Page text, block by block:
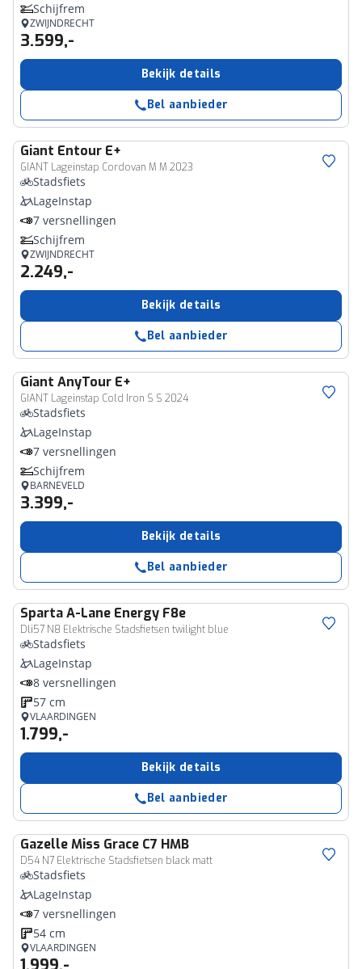
Schijfrem
ZWIJNDRECHT
3.599,-
Bekijk details
Bel aanbieder
Giant Entour E+
GIANT Lageinstap Cordovan M M 2023
Stadsfiets
LageInstap
7 versnellingen
Schijfrem
ZWIJNDRECHT
2.249,-
Bekijk details
Bel aanbieder
Giant AnyTour E+
GIANT Lageinstap Cold Iron S S 2024
Stadsfiets
LageInstap
7 versnellingen
Schijfrem
BARNEVELD
3.399,-
Bekijk details
Bel aanbieder
SpartaA-Lane Energy F8e
Dli57 N8 Elektrische Stadsfietsen twilight blue
Stadsfiets
LageInstap
8 versnellingen
57 cm
VLAARDINGEN
1.799,-
Bekijk details
Bel aanbieder
GazelleMiss Grace C7 HMB
D54 N7 Elektrische Stadsfietsen black matt
Stadsfiets
LageInstap
7 versnellingen
54 cm
VLAARDINGEN